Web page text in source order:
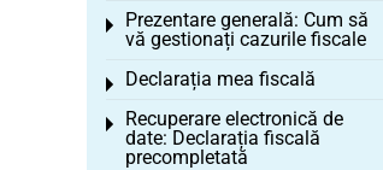
Prezentare generală: Cum să
vă gestionați cazurile fiscale
Toggle menu
Declarația mea fiscală
Toggle menu
Recuperare electronică de
date: Declarația fiscală
precompletată
Toggle menu